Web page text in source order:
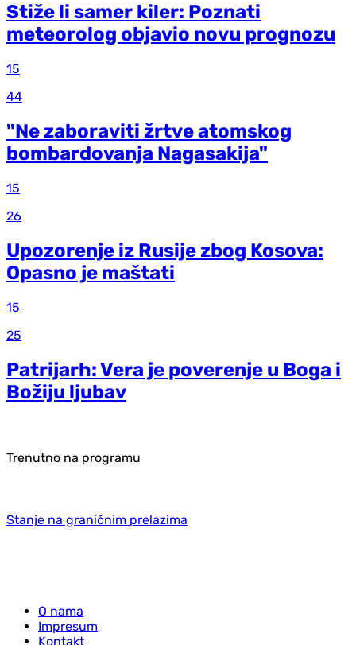
Stiže li samer kiler: Poznati
meteorolog objavio novu prognozu
15
44
"Ne zaboraviti žrtve atomskog
bombardovanja Nagasakija"
15
26
Upozorenje iz Rusije zbog Kosova:
Opasno je maštati
15
25
Patrijarh: Vera je poverenje u Boga i
Božiju ljubav
Trenutno na programu
Stanje na graničnim prelazima
O nama
Impresum
Kontakt